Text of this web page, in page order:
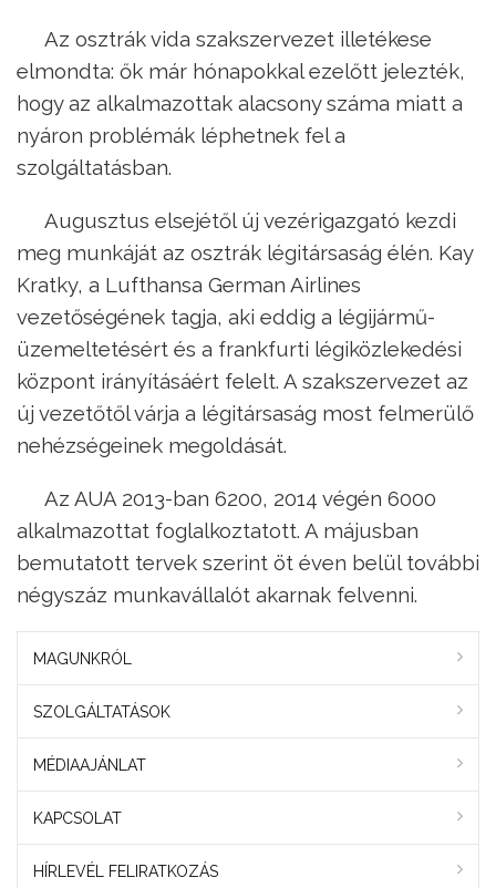
Az osztrák vida szakszervezet illetékese
elmondta: ők már hónapokkal ezelőtt jelezték,
hogy az alkalmazottak alacsony száma miatt a
nyáron problémák léphetnek fel a
szolgáltatásban.
Augusztus elsejétől új vezérigazgató kezdi
meg munkáját az osztrák légitársaság élén. Kay
Kratky, a Lufthansa German Airlines
vezetőségének tagja, aki eddig a légijármű-
üzemeltetésért és a frankfurti légiközlekedési
központ irányításáért felelt. A szakszervezet az
új vezetőtől várja a légitársaság most felmerülő
nehézségeinek megoldását.
Az AUA 2013-ban 6200, 2014 végén 6000
alkalmazottat foglalkoztatott. A májusban
bemutatott tervek szerint öt éven belül további
négyszáz munkavállalót akarnak felvenni.
MAGUNKRÓL
SZOLGÁLTATÁSOK
MÉDIAAJÁNLAT
KAPCSOLAT
HÍRLEVÉL FELIRATKOZÁS